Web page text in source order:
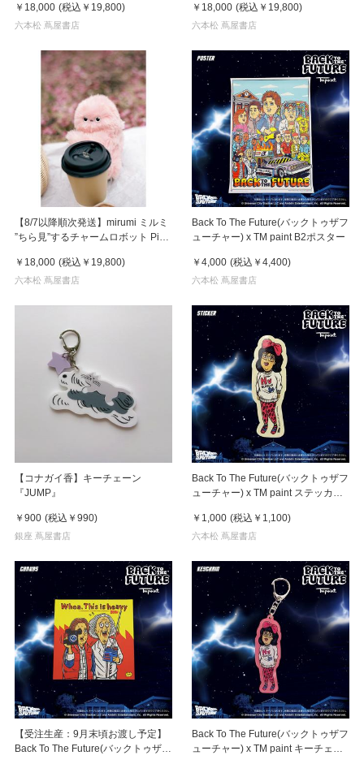
￥18,000 (税込 ￥19,800)
六本松 蔦屋書店
￥18,000 (税込 ￥19,800)
六本松 蔦屋書店
【8/7以降順次発送】mirumi ミルミ
”ちら見”するチャームロボット Pink
￥18,000 (税込 ￥19,800)
六本松 蔦屋書店
Back To The Future(バックトゥザフ
ューチャー) x TM paint B2ポスター
￥4,000 (税込 ￥4,400)
六本松 蔦屋書店
【コナガイ香】キーチェーン
『JUMP』
￥900 (税込 ￥990)
銀座 蔦屋書店
Back To The Future(バックトゥザフ
ューチャー) x TM paint ステッカー
￥1,000 (税込 ￥1,100)
六本松 蔦屋書店
【受注生産：9月末頃お渡し予定】
Back To The Future(バックトゥザフ
Back To The Future(バックトゥザフ
ューチャー) x TM paint キーチェー